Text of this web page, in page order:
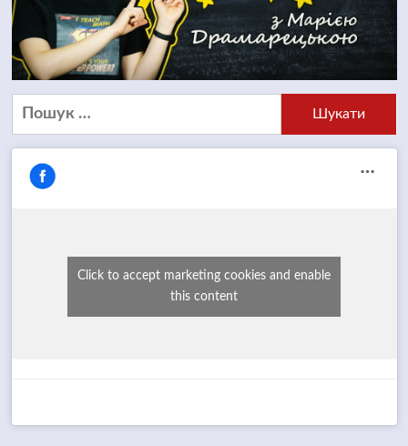
Пошук:
Click to accept marketing cookies and enable
this content